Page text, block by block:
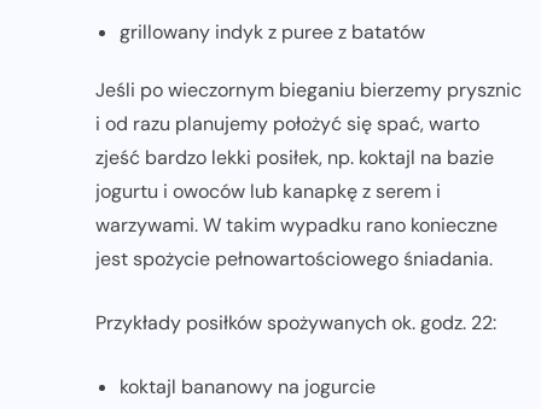
grillowany indyk z puree z batatów
Jeśli po wieczornym bieganiu bierzemy prysznic
i od razu planujemy położyć się spać, warto
zjeść bardzo lekki posiłek, np. koktajl na bazie
jogurtu i owoców lub kanapkę z serem i
warzywami. W takim wypadku rano konieczne
jest spożycie pełnowartościowego śniadania.
Przykłady posiłków spożywanych ok. godz. 22:
koktajl bananowy na jogurcie